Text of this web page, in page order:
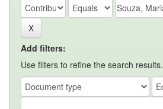
Add filters:
Use filters to refine the search results.